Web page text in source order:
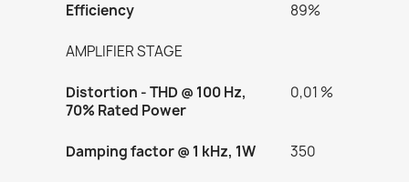
Efficiency 89%
AMPLIFIER STAGE
Distortion - THD @ 100 Hz,
70% Rated Power
0,01 %
Damping factor @ 1 kHz, 1W 350